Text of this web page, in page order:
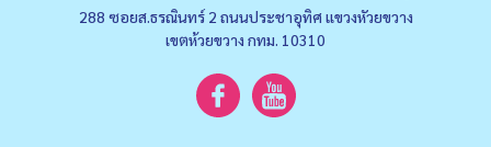
288 ซอยส.ธรณินทร์ 2 ถนนประชาอุทิศ แขวงหัวยขวาง
เขตห้วยขวาง กทม. 10310